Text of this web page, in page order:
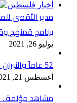
أخبار فلسطين
مدير الأقصى
برنامج مُمنهج
يوليو 26, 2021
52 عاماً والنيران لم تنطفئ في المسجد الأقصى المبارك
أغسطس 21, 2021
مشاهد مؤلمة..